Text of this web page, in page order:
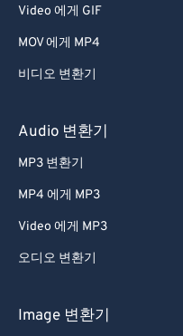
Video 에게 GIF
MOV 에게 MP4
비디오 변환기
Audio 변환기
MP3 변환기
MP4 에게 MP3
Video 에게 MP3
오디오 변환기
Image 변환기